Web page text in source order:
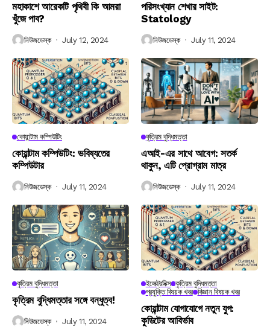
মহাকাশে আরেকটি পৃথিবী কি আমরা
খুঁজে পাব?
নিউজডেস্ক July 12, 2024
পরিসংখ্যান শেখার সাইট:
Statology
নিউজডেস্ক July 11, 2024
কোয়ান্টাম কম্পিউটিং
কোয়ান্টাম কম্পিউটিং: ভবিষ্যতের
কম্পিউটার
নিউজডেস্ক July 11, 2024
কৃত্রিম বুদ্ধিমত্তা
এআই-এর সাথে আবেগ: সতর্ক
থাকুন, এটি প্রোগ্রাম মাত্র
নিউজডেস্ক July 11, 2024
কৃত্রিম বুদ্ধিমত্তা
কৃত্রিম বুদ্ধিমত্তার সঙ্গে বন্ধুত্ব!
নিউজডেস্ক July 11, 2024
ইলেক্ট্রনিক্স কৃত্রিম বুদ্ধিমত্তা
প্রযুক্তি বিষয়ক খবর বিজ্ঞান বিষয়ক খবর
কোয়ান্টাম যোগাযোগে নতুন যুগ:
কুডিটের আবির্ভাব